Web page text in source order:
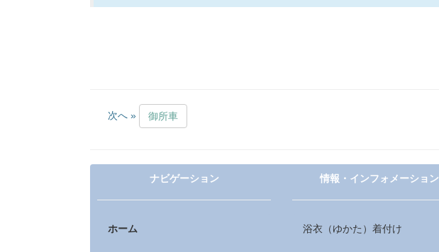
次へ » 御所車
ナビゲーション
ホーム
情報・インフォメーション
浴衣（ゆかた）着付け